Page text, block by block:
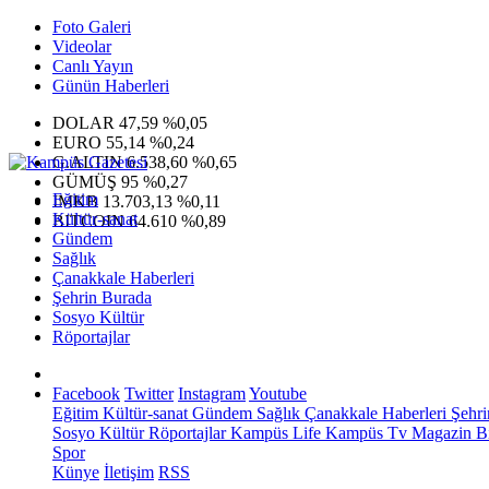
Foto Galeri
Videolar
Canlı Yayın
Günün Haberleri
DOLAR 47,59 %0,05
EURO 55,14 %0,24
G.ALTIN6.538,60 %0,65
GÜMÜŞ 95 %0,27
IMKB 13.703,13 %0,11
BITCOIN64.610 %0,89
Eğitim
Kültür-sanat
Gündem
Sağlık
Çanakkale Haberleri
Şehrin Burada
Sosyo Kültür
Röportajlar
Facebook Twitter InstagramYoutube
Eğitim Kültür-sanat Gündem Sağlık Çanakkale Haberleri
Sosyo KültürRöportajlarKampüs Life Kampüs Tv Magazin
Spor
Künye İletişim RSS